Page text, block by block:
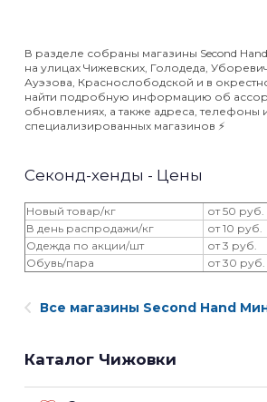
В разделе собраны магазины Second
на улицах Чижевских, Голодеда,
Ауэзова, Краснослободской и в
найти подробную информацию об
обновлениях, а также адреса, телефоны
специализированных магазинов ⚡️
Секонд-хенды - Цены
Новый товар/кг
от 50 руб.
В день распродажи/кг
от 10 руб.
Одежда по акции/шт
от 3 руб.
Обувь/пара
от 30 руб.
Все магазины Second Hand
Каталог Чижовки